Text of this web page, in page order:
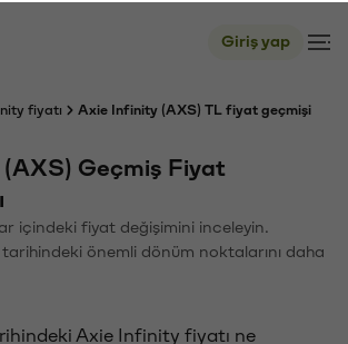
Giriş yap
fiyatı Axie Infinity (AXS) TL fiyat geçmişi
Geçmiş Fiyat
içindeki fiyat değişimini inceleyin.
tarihindeki önemli dönüm noktalarını daha
Axie Infinity fiyatı ne